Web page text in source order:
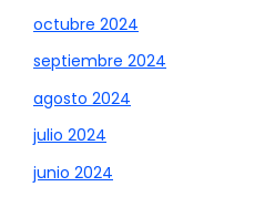
octubre 2024
septiembre 2024
agosto 2024
julio 2024
junio 2024